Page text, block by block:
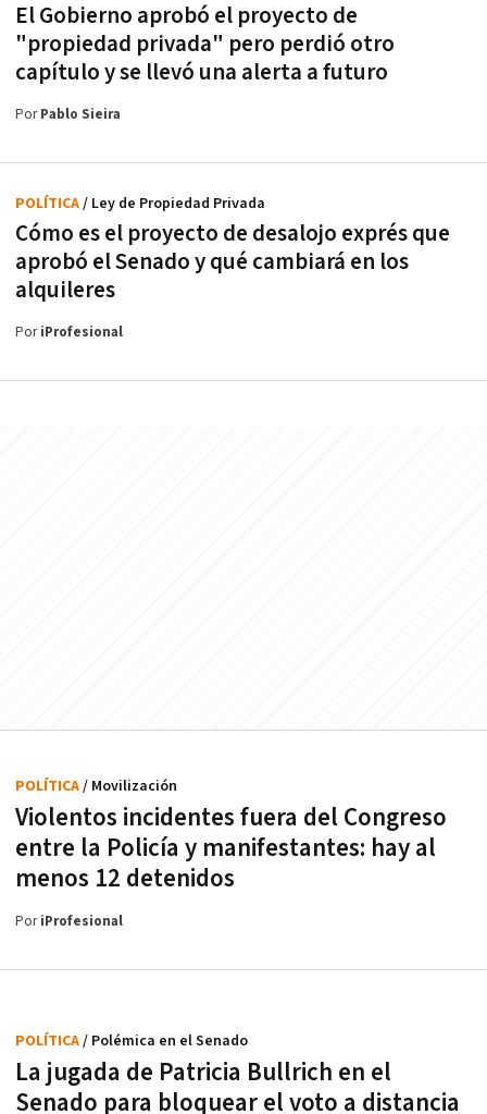
El Gobierno aprobó el proyecto de
"propiedad privada" pero perdió otro
capítulo y se llevó una alerta a futuro
PorPablo Sieira
Cómo es el proyecto de desalojo exprés que
aprobó el Senado y qué cambiará en los
alquileres
POLÍTICA/ Ley de Propiedad Privada
PoriProfesional
Violentos incidentes fuera del Congreso
entre la Policía y manifestantes: hay al
menos 12 detenidos
POLÍTICA/ Movilización
PoriProfesional
La jugada de Patricia Bullrich en el
Senado para bloquear el voto a distancia
POLÍTICA/ Polémica en el Senado